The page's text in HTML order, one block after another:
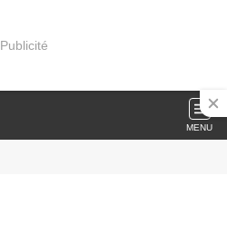
Publicité
MENU